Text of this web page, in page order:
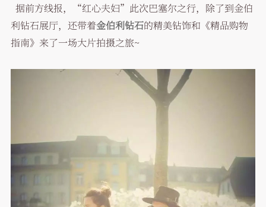
据前方线报，“红心夫妇”此次巴塞尔之行，除了到金伯
利钻石展厅，还带着金伯利钻石的精美钻饰和《精品购物
指南》来了一场大片拍摄之旅~